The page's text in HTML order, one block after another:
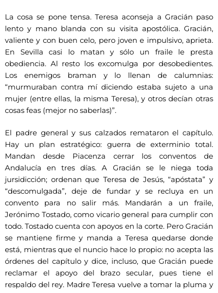
La cosa se pone tensa. Teresa aconseja a Gracián paso
lento y mano blanda con su visita apostólica. Gracián,
valiente y con buen celo, pero joven e impulsivo, aprieta.
En Sevilla casi lo matan y sólo un fraile le presta
obediencia. Al resto los excomulga por desobedientes.
Los enemigos braman y lo llenan de calumnias:
“murmuraban contra mí diciendo estaba sujeto a una
mujer (entre ellas, la misma Teresa), y otros decían otras
cosas feas (mejor no saberlas)”.
El padre general y sus calzados remataron el capítulo.
Hay un plan estratégico: guerra de exterminio total.
Mandan desde Piacenza cerrar los conventos de
Andalucía en tres días. A Gracián se le niega toda
jursidicción; ordenan que Teresa de Jesús, “apóstata” y
“descomulgada”, deje de fundar y se recluya en un
convento para no salir más. Mandarán a un fraile,
Jerónimo Tostado, como vicario general para cumplir con
todo. Tostado cuenta con apoyos en la corte. Pero Gracián
se mantiene firme y manda a Teresa quedarse donde
está, mientras que el nuncio hace lo propio: no acepta las
órdenes del capítulo y dice, incluso, que Gracián puede
reclamar el apoyo del brazo secular, pues tiene el
respaldo del rey. Madre Teresa vuelve a tomar la pluma y